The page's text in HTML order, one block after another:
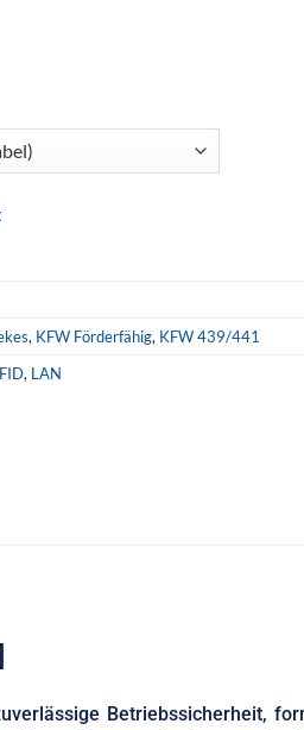
, KFW Förderfähig, KFW 439/441
, LAN
Betriebssicherheit,